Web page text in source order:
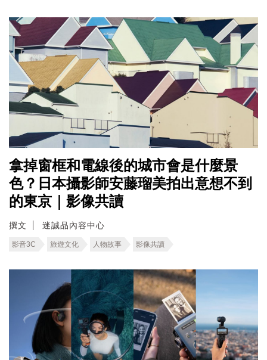
拿掉窗框和電線後的城市會是什麼景
色？日本攝影師安藤瑠美拍出意想不到
的東京｜影像共讀
撰文 迷誠品內容中心
影音3C 旅遊文化 人物故事 影像共讀